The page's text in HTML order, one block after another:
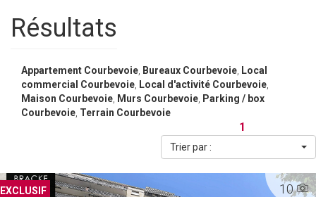
Résultats
Appartement Courbevoie Bureaux Courbevoie Local
commercial Courbevoie Local d'activité Courbevoie
Maison Courbevoie Murs Courbevoie Parking / box
Courbevoie Terrain Courbevoie
1
Trier par :
10
EXCLUSIF